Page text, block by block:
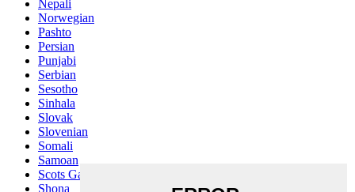
Nepali
Norwegian
Pashto
Persian
Punjabi
Serbian
Sesotho
Sinhala
Slovak
Slovenian
Somali
Samoan
Scots Gaelic
Shona